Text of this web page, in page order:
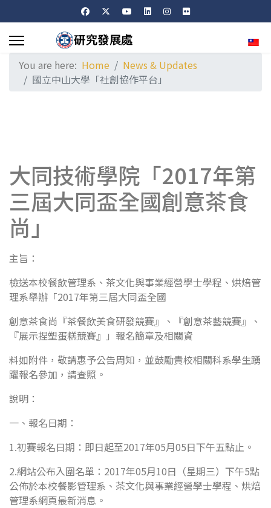
You are here: Home
News & Updates
國立中山大學「社創協作平台」
大同技術學院「2017年第
三屆大同盃全國創意茶食
尚」
主旨：
檢送本校餐飲管理系、茶文化與事業經營學士學程、烘焙管
理系舉辦「2017年第三屆大同盃全國
創意茶食尚『茶餐飲美食研發競賽』、『創意茶藝競賽』、
『展示捏塑蛋糕競賽』」報名簡章及相關資
料如附件，敬請惠予公告周知，並鼓勵貴校相關科系學生踴
躍報名參加，請查照。
說明：
一、報名日期：
1.初賽報名日期：即日起至2017年05月05日下午五點止。
2.網站公布入圍名單：2017年05月10日（星期三）下午5點
公佈於本校餐影管理系、茶文化與事業經營學士學程、烘焙
管理系網頁最新消息。